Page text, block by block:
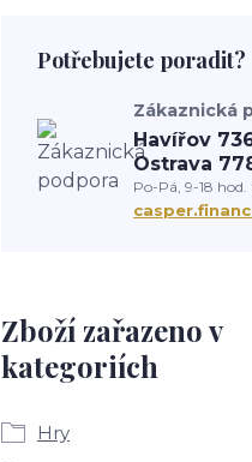
Zboží zařazeno v
kategoriích
Hry
Potřebujete poradit?
Zákaznická
Havířov
Ostrava
Po-Pá, 9-18 hod.